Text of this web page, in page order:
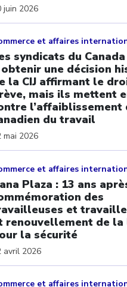
juin 2026
et affaires
syndicats du
obtenir une décision
la CIJ affirmant le
mais ils mettent
l’affaiblissement
du travail
mai 2026
et affaires
Plaza : 13 ans
des
et
renouvellement de
la sécurité
avril 2026
et affaires